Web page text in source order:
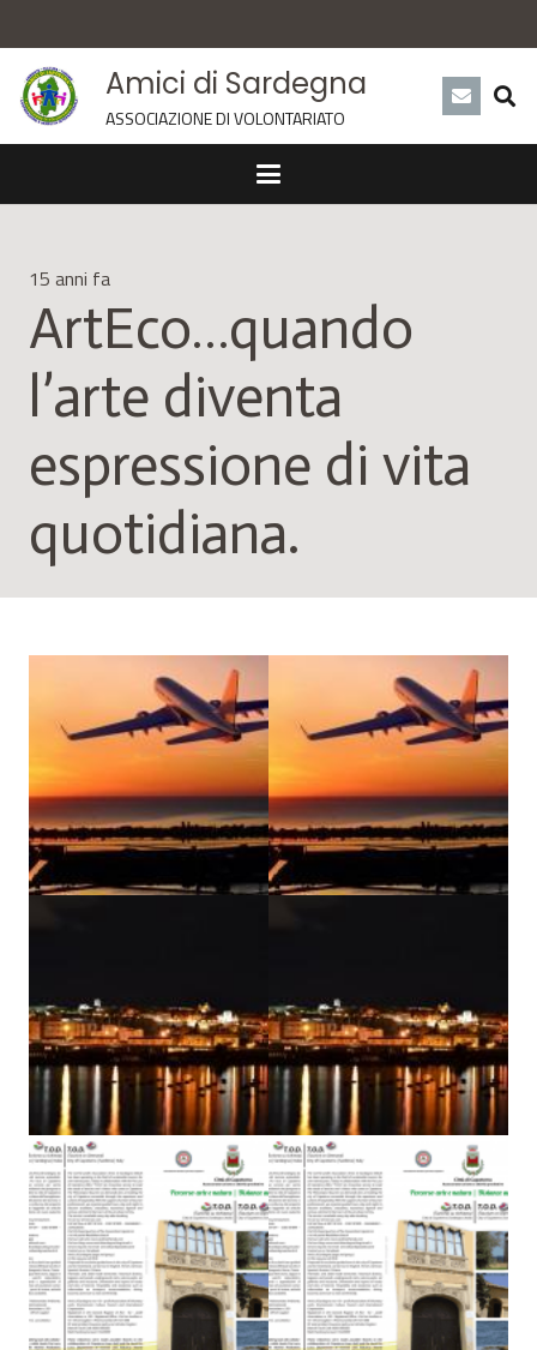
Amici di Sardegna
ASSOCIAZIONE DI VOLONTARIATO
15 anni fa
ArtEco…quando
l’arte diventa
espressione di vita
quotidiana.